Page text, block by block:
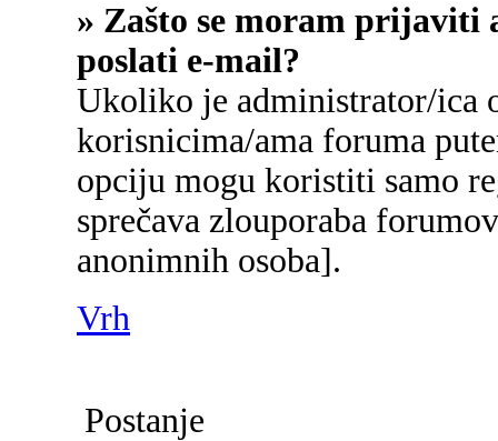
» Zašto se moram
poslati e-mail?
Ukoliko je administrator/ica
korisnicima/ama foruma
opciju mogu koristiti samo
sprečava zlouporaba
anonimnih osoba].
Vrh
Postanje